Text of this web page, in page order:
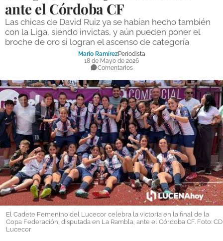
DEPORTE BASE
OPINIÓN
VENTANA CIUDADANA
PROVINCIA
SUBBÉTICA HOY
SALUD
OBRAS
NECROLÓGICAS
GALERÍAS
ante el Córdoba CF
Las chicas de David Ruiz ya se habían hecho también
con la Liga, siendo invictas, y aún pueden poner el
broche de oro si logran el ascenso de categoría
Mario RamírezPeriodista
18 de Mayo de 2026
Comentarios
El Cadete Femenino del Lucecor celebra la victoria en la final de la
Copa Federación, disputada en La Rambla, ante el Córdoba CF. Foto: CD
Lucecor